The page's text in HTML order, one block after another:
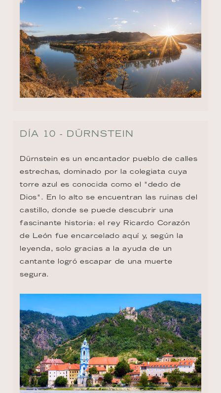
DÍA 10 - DÜRNSTEIN
Dürnstein es un encantador pueblo de calles
estrechas, dominado por la colegiata cuya
torre azul es conocida como el "dedo de
Dios". En lo alto se encuentran las ruinas del
castillo, donde se puede descubrir una
fascinante historia: el rey Ricardo Corazón
de León fue encarcelado aquí y, según la
leyenda, solo gracias a la ayuda de un
cantante logró escapar de una muerte
segura.